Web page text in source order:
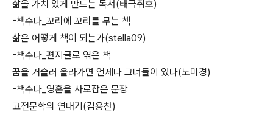
삶을 가치 있게 만드는 독서(태극취호)
-책수다_꼬리에 꼬리를 무는 책
삶은 어떻게 책이 되는가(stella09)
-책수다_편지글로 엮은 책
꿈을 거슬러 올라가면 언제나 그녀들이 있다(노미경)
-책수다_영혼을 사로잡은 문장
고전문학의 연대기(김용찬)